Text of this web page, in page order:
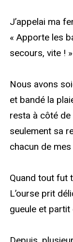
J’appelai ma
« Apporte les
secours, vite ! »
Nous avons
et bandé la
resta à côté de
seulement sa
chacun de
Quand tout fut
L’ourse prit
gueule et